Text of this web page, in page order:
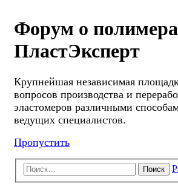
Форум о
ПластЭксперт
Крупнейшая независимая
вопросов производства и
эластомеров различными
ведущих специалистов.
Пропустить
Поиск